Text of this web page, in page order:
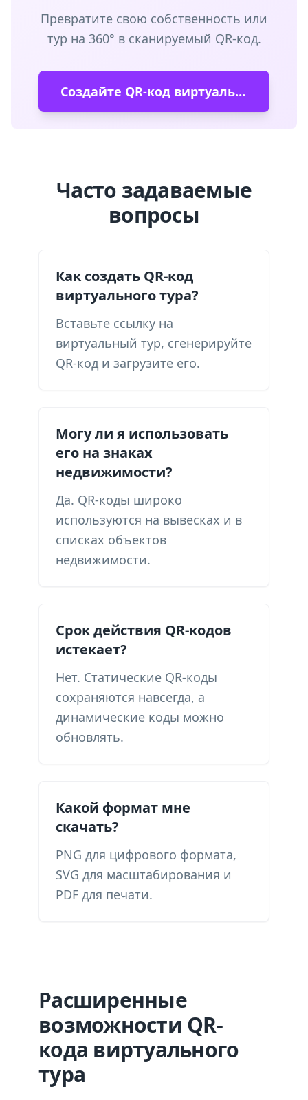
Превратите свою собственность или
тур на 360° в сканируемый QR-код.
Создайте QR-код виртуального тура
Часто задаваемые
вопросы
Как создать QR-код
виртуального тура?
Вставьте ссылку на
виртуальный тур, сгенерируйте
QR-код и загрузите его.
Могу ли я использовать
его на знаках
недвижимости?
Да. QR-коды широко
используются на вывесках и в
списках объектов
недвижимости.
Срок действия QR-кодов
истекает?
Нет. Статические QR-коды
сохраняются навсегда, а
динамические коды можно
обновлять.
Какой формат мне
скачать?
PNG для цифрового формата,
SVG для масштабирования и
PDF для печати.
Расширенные
возможности QR-
кода виртуального
тура